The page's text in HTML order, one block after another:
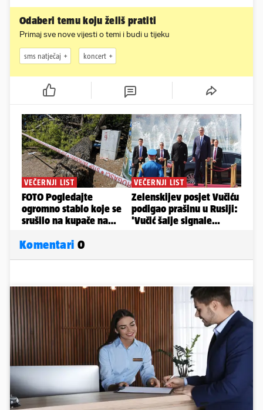
Odaberi temu koju želiš pratiti
Primaj sve nove vijesti o temi i budi u tijeku
sms natječaj koncert
Komentari 0